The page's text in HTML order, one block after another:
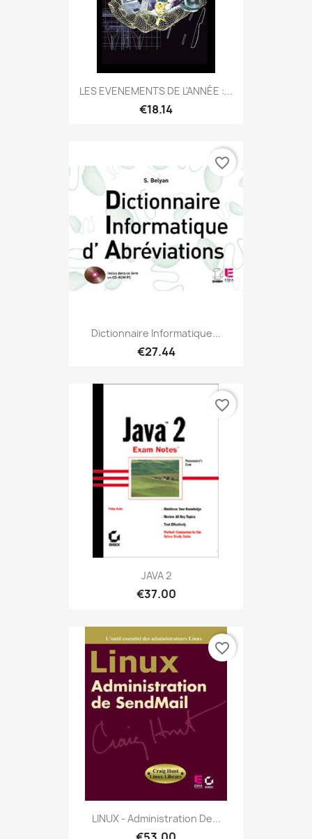
LES EVENEMENTS DE L'ANNÉE :...
€18.14
Dictionnaire Informatique...
€27.44
favorite_border
JAVA 2
€37.00
favorite_border
LINUX - Administration De...
favorite_border